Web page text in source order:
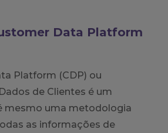
Data Platform
Platform (CDP) ou
de Clientes é um
mesmo uma metodologia
as informações de